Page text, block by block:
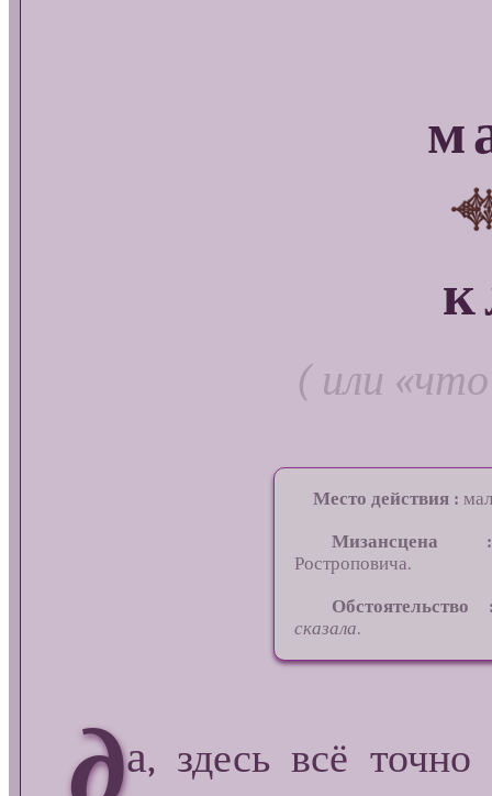
( или
Место действия :
Мизансцена :
Ростроповича.
Обстоятельство
сказала.
да, здесь всё точно